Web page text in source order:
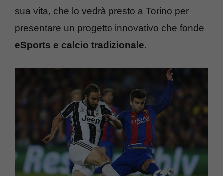
sua vita, che lo vedrà presto a Torino per
presentare un progetto innovativo che fonde
eSports e calcio tradizionale.